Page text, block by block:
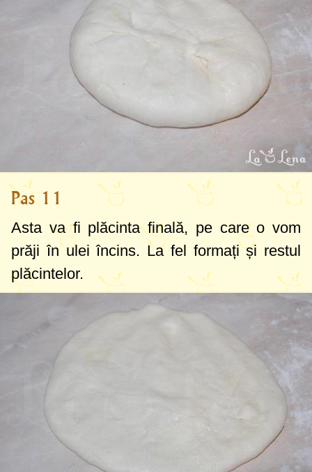
Pas 11
Asta va fi plăcinta finală, pe care o vom
prăji în ulei încins. La fel formați și restul
plăcintelor.